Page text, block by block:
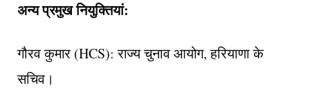
अन्य प्रमुख नियुक्तियां:
गौरव कुमार (HCS): राज्य चुनाव आयोग, हरियाणा के
सचिव।